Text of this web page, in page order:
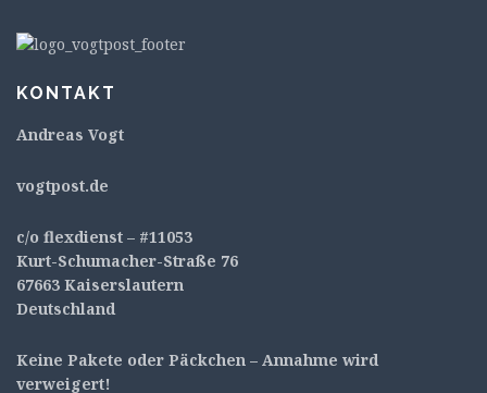
KONTAKT
Andreas Vogt
vogtpost.de
c/o flexdienst – #11053
Kurt-Schumacher-Straße 76
67663 Kaiserslautern
Deutschland
Keine Pakete oder Päckchen – Annahme wird
verweigert!